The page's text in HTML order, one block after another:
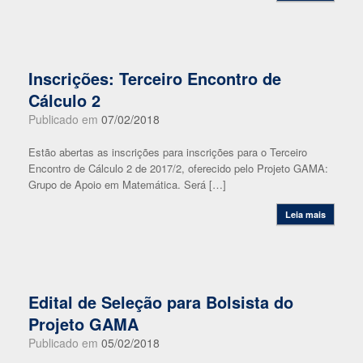
Inscrições: Terceiro Encontro de
Cálculo 2
Publicado em 07/02/2018
Estão abertas as inscrições para inscrições para o Terceiro
Encontro de Cálculo 2 de 2017/2, oferecido pelo Projeto GAMA:
Grupo de Apoio em Matemática. Será […]
Leia mais
Edital de Seleção para Bolsista do
Projeto GAMA
Publicado em 05/02/2018